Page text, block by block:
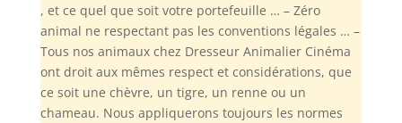
, et ce quel que soit votre portefeuille … – Zéro
animal ne respectant pas les conventions légales … –
Tous nos animaux chez Dresseur Animalier Cinéma
ont droit aux mêmes respect et considérations, que
ce soit une chèvre, un tigre, un renne ou un
chameau. Nous appliquerons toujours les normes